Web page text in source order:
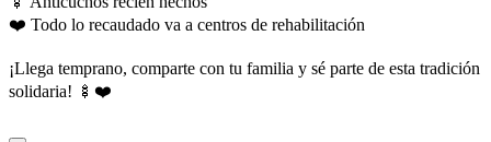
❤️ Todo lo recaudado va a centros de rehabilitación
¡Llega temprano, comparte con tu familia y sé parte de esta tradición
solidaria! 🍢❤️